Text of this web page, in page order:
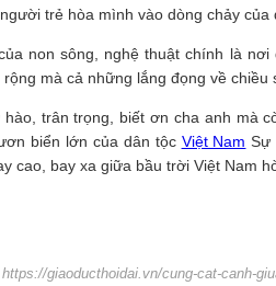
trẻ hòa mình vào dòng chảy của
non sông, nghệ thuật chính là
mà cả những lắng đọng về chiều
trân trọng, biết ơn cha anh mà
biển lớn của dân tộc Việt Nam Sự
cao, bay xa giữa bầu trời Việt Nam
giaoducthoidai.vn/cung-cat-canh-